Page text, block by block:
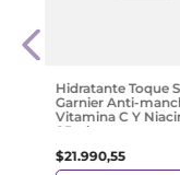
Hidratante Toque
Garnier Anti-
Vitamina C Y
85ml
$21.990,55